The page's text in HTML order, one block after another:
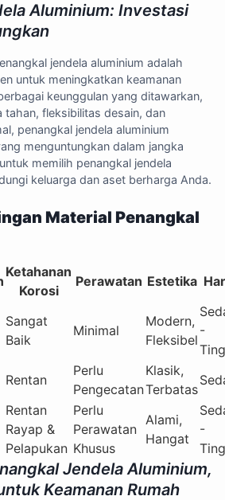
Aluminium: Investasi
jendela aluminium adalah
untuk meningkatkan keamanan
keunggulan yang ditawarkan,
tahan, fleksibilitas desain, dan
penangkal jendela aluminium
menguntungkan dalam jangka
memilih penangkal jendela
keluarga dan aset berharga Anda.
Material Penangkal
Ketahanan
Korosi
Perawatan Estetika
Sangat
Baik
Minimal
Modern,
Fleksibel
-
Rentan
Perlu
Pengecatan
Klasik,
Terbatas
Rentan
Rayap &
Pelapukan
Perlu
Perawatan
Khusus
Alami,
Hangat
-
Jendela Aluminium,
Keamanan Rumah